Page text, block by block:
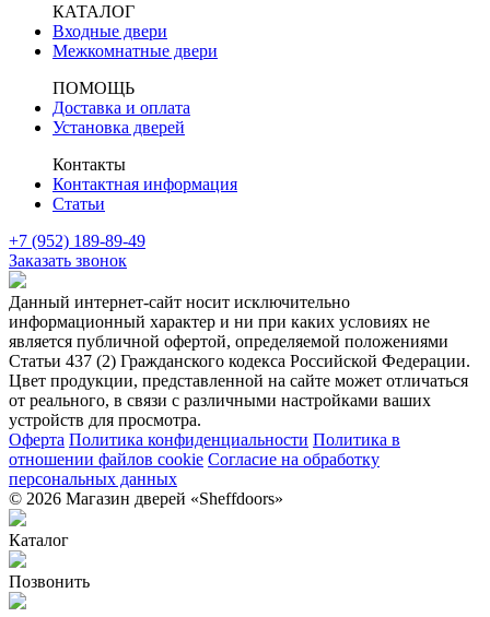
КАТАЛОГ
Входные двери
Межкомнатные двери
ПОМОЩЬ
Доставка и оплата
Установка дверей
Контакты
Контактная информация
Статьи
+7 (952) 189-89-49
Заказать звонок
Данный интернет-сайт носит исключительно
информационный характер и ни при каких условиях не
является публичной офертой, определяемой положениями
Статьи 437 (2) Гражданского кодекса Российской Федерации.
Цвет продукции, представленной на сайте может отличаться
от реального, в связи с различными настройками ваших
устройств для просмотра.
Оферта Политика конфиденциальности Политика в
отношении файлов cookie Согласие на обработку
персональных данных
© 2026 Магазин дверей «Sheffdoors»
Каталог
Позвонить